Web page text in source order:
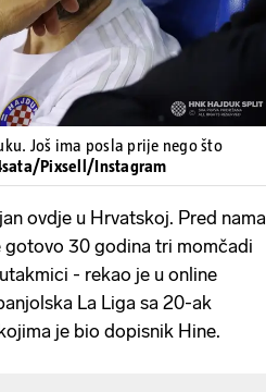
Još ima posla prije nego što
Pixsell/Instagram
ovdje u Hrvatskoj. Pred nama
gotovo 30 godina tri momčadi
- rekao je u online
La Liga sa 20-ak
je bio dopisnik Hine.